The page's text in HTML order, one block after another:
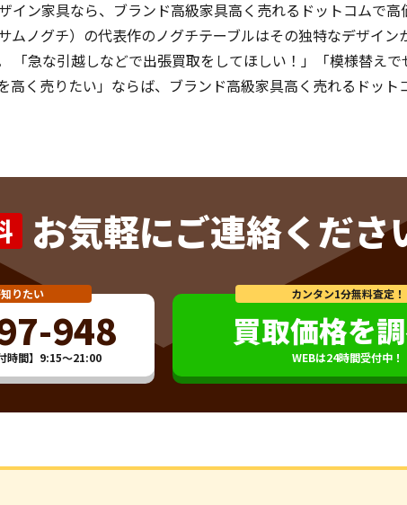
ン家具なら、ブランド高級家具高く売れるドットコムで高
ノグチ）の代表作のノグチテーブルはその独特なデザイン
「急な引越しなどで出張買取をしてほしい！」「模様替え
く売りたい」ならば、ブランド高級家具高く売れるドット
お気軽にご連絡くださ
りたい
948
時間】9:15～21:00
カンタン1分無料査定！
買取価格を
WEBは24時間受付中！